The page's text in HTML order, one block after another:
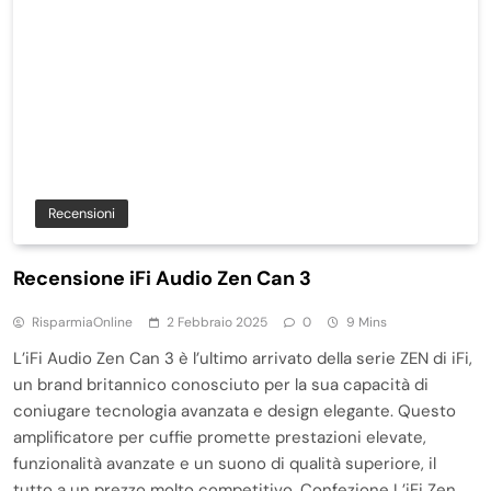
Recensioni
Recensione iFi Audio Zen Can 3
RisparmiaOnline 2 Febbraio 2025 0 9 Mins
L’iFi Audio Zen Can 3 è l’ultimo arrivato della serie ZEN di iFi,
un brand britannico conosciuto per la sua capacità di
coniugare tecnologia avanzata e design elegante. Questo
amplificatore per cuffie promette prestazioni elevate,
funzionalità avanzate e un suono di qualità superiore, il